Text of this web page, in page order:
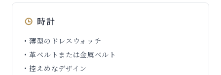
時計
• 薄型のドレスウォッチ
• 革ベルトまたは金属ベルト
• 控えめなデザイン